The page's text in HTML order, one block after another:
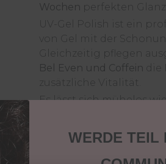
Wochen perfekten
UV-Gel Polish ist ein
von Gel mit der
Gleichzeitig pflegen
Bel Even und Coffein
zusätzliche Vitalität.
Es lässt sich mühelos
ultraglänzende und
sorgt es für
Einsatz dafür maximales
Probiere es gleich aus
WERDE TEIL